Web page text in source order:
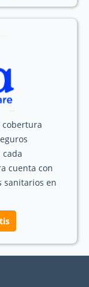
cobertura
cuenta con
sanitarios en